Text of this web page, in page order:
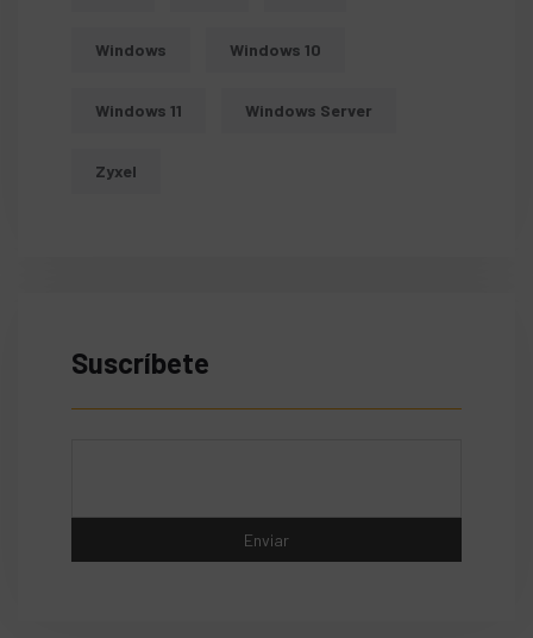
Windows Windows 10
Windows 11 Windows Server
Zyxel
Suscríbete